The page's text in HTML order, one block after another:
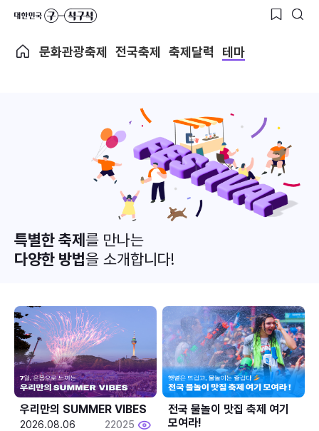
문화관광축제 전국축제 축제달력 테마
특별한 축제를 만나는
다양한 방법을 소개합니다!
우리만의 SUMMER VIBES
2026.08.06 22025
전국 물놀이 맛집 축제 여기
모여라!